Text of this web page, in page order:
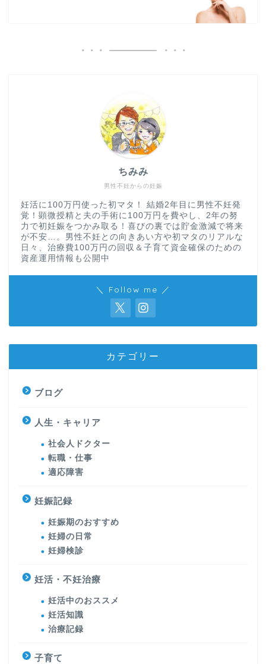
男性不妊からの妊娠
ちみみ
妊活に100万円使った初マタ！ 結婚2年目に男性不妊発
覚！顕微授精と夫の手術に100万円を費やし、2年の努
力で初妊娠をつかみ取る！喜びの裏では貯金激減で将来
が不安…。男性不妊との向きあい方や初マタのリアルな
日々、治療費100万円の回収＆子育て資金確保のための
資産運用情報も公開中
＼ Follow me ／
カテゴリー
ブログ
人生・キャリア
社会人ドクター
転職・仕事
適応障害
妊娠記録
妊娠期のおすすめ
妊婦の日常
妊婦検診
妊活・不妊治療
妊活中のおススメ
妊活知識
治療記録
子育て